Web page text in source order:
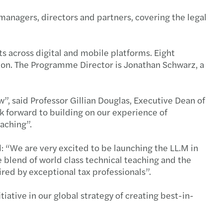
Doctr'in Janvier 2017
Doctr'in mars 2017
sur la norme IFRS 9
Doctr'in Mai 2017
se joindre à l'effort mondial
| Business du Sport en Afrique
l'histoire d'un business model intégré
compliance" à l'ordre du jour
changer pour rester performant
du Big Data pour les banques
la Data Science
une opération de recouvrement
directors and partners, covering the legal
across digital and mobile platforms. Eight
The Programme Director is Jonathan Schwarz, a
said Professor Gillian Douglas, Executive Dean of
forward to building on our experience of
“We are very excited to be launching the LL.M in
of world class technical teaching and the
by exceptional tax professionals”.
in our global strategy of creating best-in-